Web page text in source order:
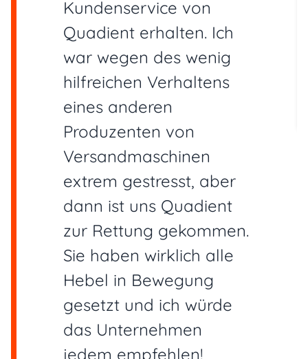
Kundenservice von
Quadient erhalten. Ich
war wegen des wenig
hilfreichen Verhaltens
eines anderen
Produzenten von
Versandmaschinen
extrem gestresst, aber
dann ist uns Quadient
zur Rettung gekommen.
Sie haben wirklich alle
Hebel in Bewegung
gesetzt und ich würde
das Unternehmen
jedem empfehlen!